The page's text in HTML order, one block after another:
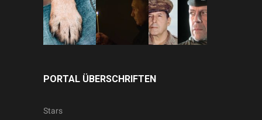
PORTAL ÜBERSCHRIFTEN
Stars